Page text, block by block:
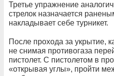
Третье упражнение
стрелок назначается
накладывает себе турникет.
После прохода за укрытие,
не снимая противогаза
пистолет. С пистолетом в
«открывая углы», пройти